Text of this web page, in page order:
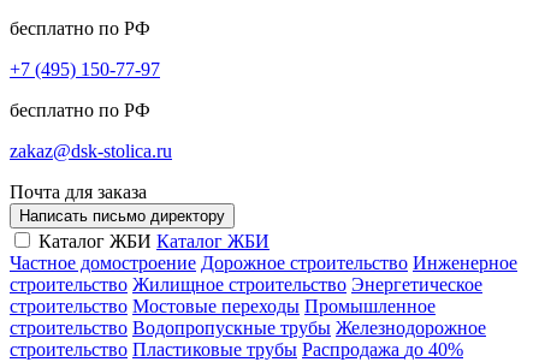
бесплатно по РФ
+7 (495) 150-77-97
бесплатно по РФ
zakaz@dsk-stolica.ru
Почта для заказа
Написать письмо директору
Каталог ЖБИ Каталог ЖБИ
Частное домостроение Дорожное строительство Инженерное
строительство Жилищное строительство Энергетическое
строительство Мостовые переходы Промышленное
строительство Водопропускные трубы Железнодорожное
строительство Пластиковые трубы Распродажа до 40%